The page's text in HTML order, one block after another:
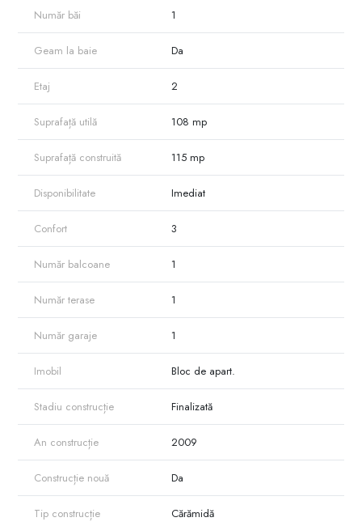
Număr băi 1
Geam la baie Da
Etaj 2
Suprafață utilă 108 mp
Suprafață construită 115 mp
Disponibilitate Imediat
Confort 3
Număr balcoane 1
Număr terase 1
Număr garaje 1
Imobil Bloc de apart.
Stadiu construcție Finalizată
An construcție 2009
Construcție nouă Da
Tip construcție Cărămidă